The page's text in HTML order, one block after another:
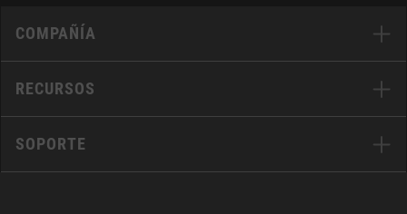
COMPAÑÍA
RECURSOS
SOPORTE